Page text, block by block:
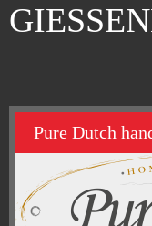
Pure Dutch